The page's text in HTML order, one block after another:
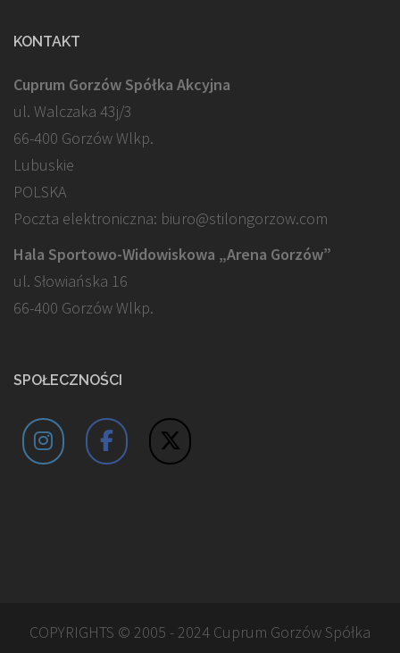
KONTAKT
Cuprum Gorzów Spółka Akcyjna
ul. Walczaka 43j/3
66-400 Gorzów Wlkp.
Lubuskie
POLSKA
Poczta elektroniczna: biuro@stilongorzow.com
Hala Sportowo-Widowiskowa „Arena Gorzów”
ul. Słowiańska 16
66-400 Gorzów Wlkp.
SPOŁECZNOŚCI
COPYRIGHTS © 2005 - 2024 Cuprum Gorzów Spółka